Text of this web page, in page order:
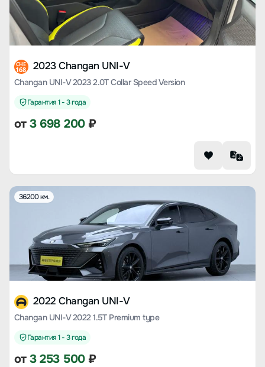
CHE
168 2023 Changan UNI-V
Changan UNI-V 2023 2.0T Collar Speed Version
Гарантия 1 - 3 года
от3 698 200₽
36200 км.
2022 Changan UNI-V
Changan UNI-V 2022 1.5T Premium type
Гарантия 1 - 3 года
от3 253 500₽